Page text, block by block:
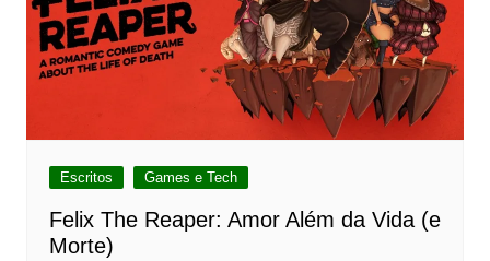
Escritos Games e Tech
Felix The Reaper: Amor Além da Vida (e
Morte)